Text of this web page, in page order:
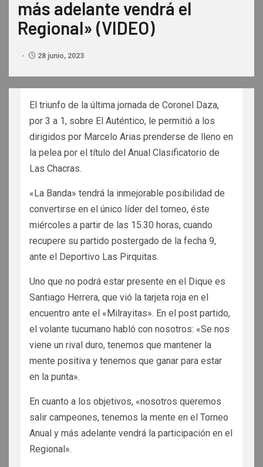
más adelante vendrá el
Regional» (VIDEO)
28 junio, 2023
El triunfo de la última jornada de Coronel Daza,
por 3 a 1, sobre El Auténtico, le permitió a los
dirigidos por Marcelo Arias prenderse de lleno en
la pelea por el título del Anual Clasificatorio de
Las Chacras.
«La Banda» tendrá la inmejorable posibilidad de
convertirse en el único líder del torneo, éste
miércoles a partir de las 15.30 horas, cuando
recupere su partido postergado de la fecha 9,
ante el Deportivo Las Pirquitas.
Uno que no podrá estar presente en el Dique es
Santiago Herrera, que vió la tarjeta roja en el
encuentro ante el «Milrayitas». En el post partido,
el volante tucumano habló con nosotros: «Se nos
viene un rival duro, tenemos que mantener la
mente positiva y tenemos que ganar para estar
en la punta».
En cuanto a los objetivos, «nosotros queremos
salir campeones, tenemos la mente en el Torneo
Anual y más adelante vendrá la participación en el
Regional».